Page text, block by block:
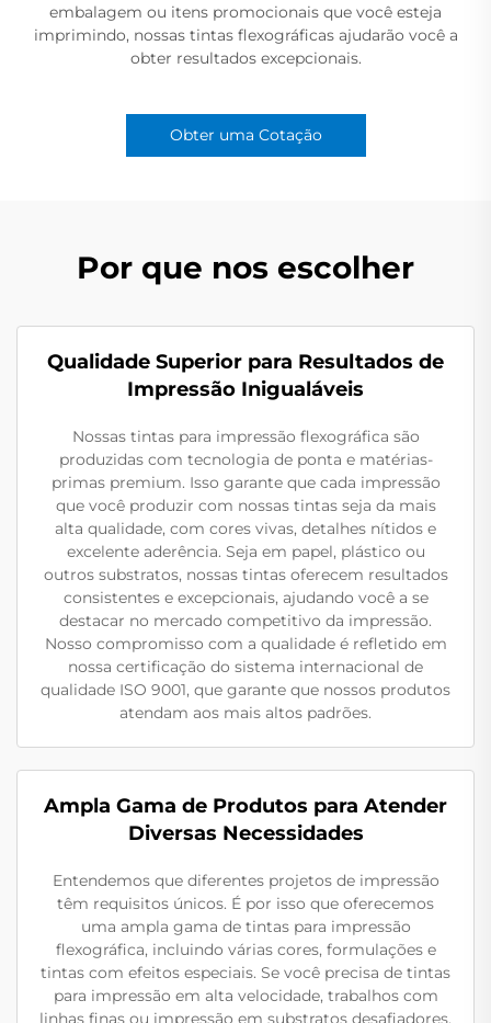
embalagem ou itens promocionais que você esteja
imprimindo, nossas tintas flexográficas ajudarão você a
obter resultados excepcionais.
Obter uma Cotação
Por que nos escolher
Qualidade Superior para Resultados de
Impressão Inigualáveis
Nossas tintas para impressão flexográfica são
produzidas com tecnologia de ponta e matérias-
primas premium. Isso garante que cada impressão
que você produzir com nossas tintas seja da mais
alta qualidade, com cores vivas, detalhes nítidos e
excelente aderência. Seja em papel, plástico ou
outros substratos, nossas tintas oferecem resultados
consistentes e excepcionais, ajudando você a se
destacar no mercado competitivo da impressão.
Nosso compromisso com a qualidade é refletido em
nossa certificação do sistema internacional de
qualidade ISO 9001, que garante que nossos produtos
atendam aos mais altos padrões.
Ampla Gama de Produtos para Atender
Diversas Necessidades
Entendemos que diferentes projetos de impressão
têm requisitos únicos. É por isso que oferecemos
uma ampla gama de tintas para impressão
flexográfica, incluindo várias cores, formulações e
tintas com efeitos especiais. Se você precisa de tintas
para impressão em alta velocidade, trabalhos com
linhas finas ou impressão em substratos desafiadores,